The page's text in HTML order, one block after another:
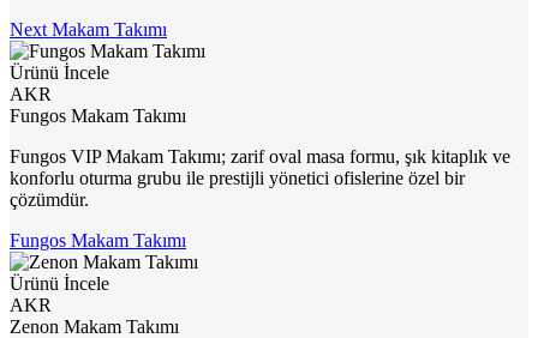
Next Makam Takımı
Ürünü İncele
AKR
Fungos Makam Takımı
Fungos VIP Makam Takımı; zarif oval masa formu, şık kitaplık ve
konforlu oturma grubu ile prestijli yönetici ofislerine özel bir
çözümdür.
Fungos Makam Takımı
Ürünü İncele
AKR
Zenon Makam Takımı